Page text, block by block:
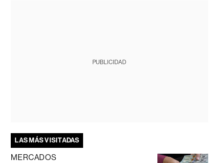
PUBLICIDAD
LAS MÁS VISITADAS
MERCADOS